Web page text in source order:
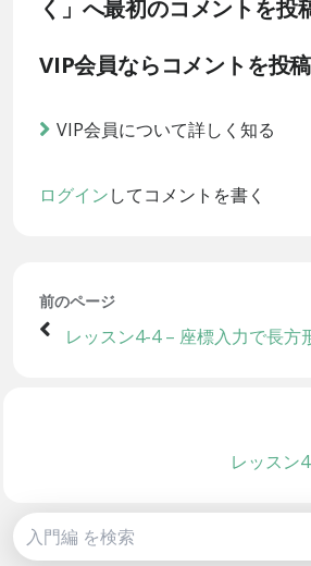
く」へ最初のコメントを投
VIP会員ならコメントを投
VIP会員について詳しく知る
ログインしてコメントを書く
前のページ
レッスン4-4 – 座標入力で長方
レッスン